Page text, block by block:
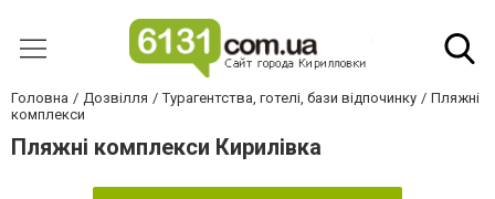
Головна Дозвілля Турагентства, готелі, бази відпочинку
Пляжні
комплекси
Пляжні комплекси Кирилівка